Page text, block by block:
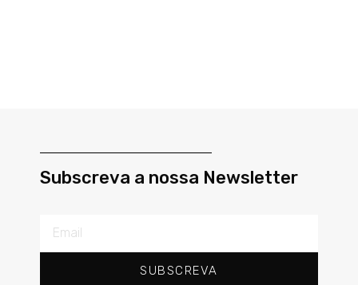
Subscreva a nossa Newsletter
SUBSCREVA